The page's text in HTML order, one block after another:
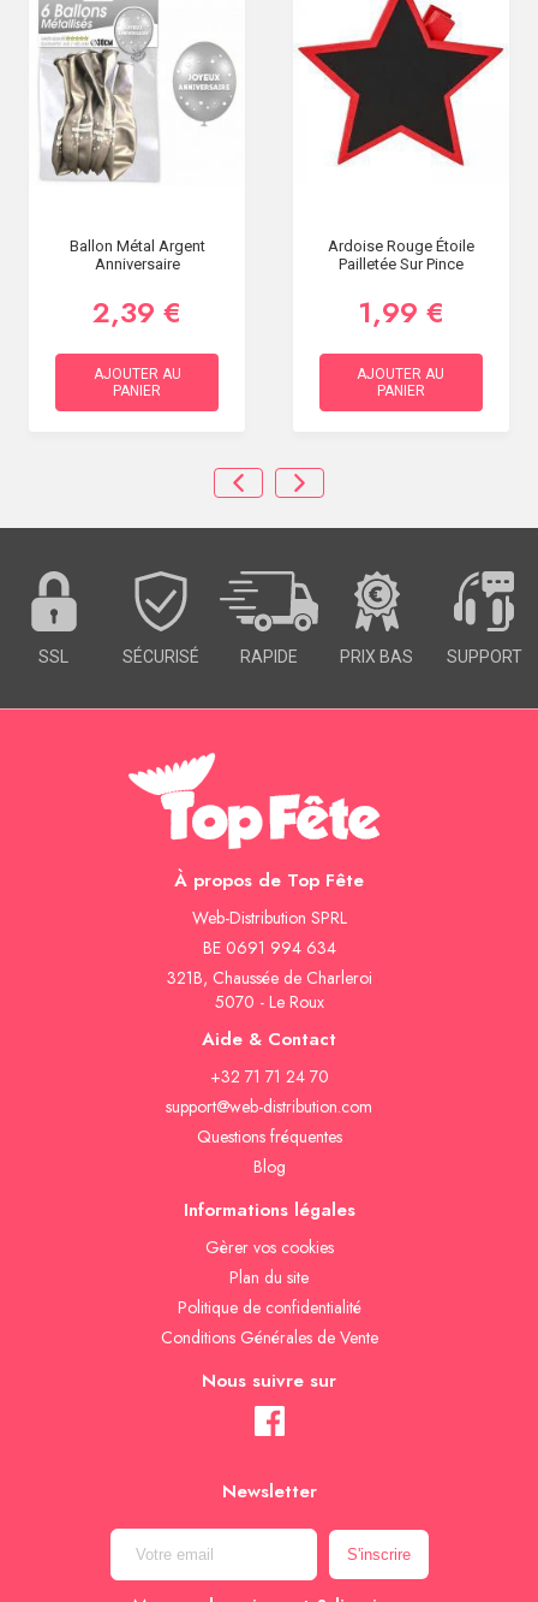
Ballon Métal Argent
Anniversaire
2,39 €
AJOUTER AU
PANIER
Ardoise Rouge Étoile
Pailletée Sur Pince
1,99 €
AJOUTER AU
PANIER
SSL SÉCURISÉ RAPIDE PRIX BAS SUPPORT
À propos de Top Fête
Web-Distribution SPRL
BE 0691 994 634
321B, Chaussée de Charleroi
5070 - Le Roux
Aide & Contact
+32 71 71 24 70
support@web-distribution.com
Questions fréquentes
Blog
Informations légales
Gèrer vos cookies
Plan du site
Politique de confidentialité
Conditions Générales de Vente
Nous suivre sur
Newsletter